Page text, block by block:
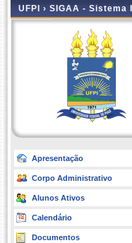
UFPI › SIGAA - Sistema
Apresentação
Corpo Administrativo
Alunos Ativos
Calendário
Documentos